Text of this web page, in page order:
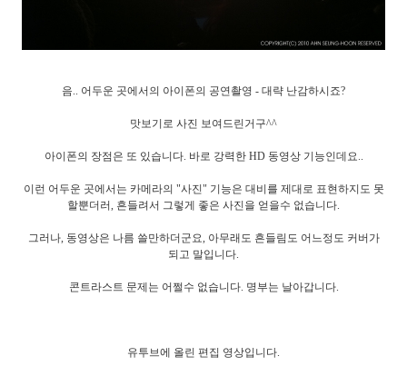
음.. 어두운 곳에서의 아이폰의 공연촬영 - 대략 난감하시죠?
맛보기로 사진 보여드린거구^^
아이폰의 장점은 또 있습니다. 바로 강력한 HD 동영상 기능인데요..
이런 어두운 곳에서는 카메라의 "사진" 기능은 대비를 제대로 표현하지도 못
할뿐더러, 흔들려서 그렇게 좋은 사진을 얻을수 없습니다.
그러나, 동영상은 나름 쓸만하더군요, 아무래도 흔들림도 어느정도 커버가
되고 말입니다.
콘트라스트 문제는 어쩔수 없습니다. 명부는 날아갑니다.
유투브에 올린 편집 영상입니다.